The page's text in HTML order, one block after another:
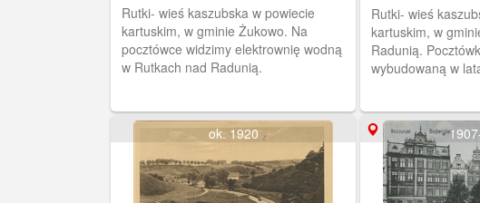
Rutki- wieś kaszubska w powiecie
kartuskim, w gminie Żukowo. Na
pocztówce widzimy elektrownię wodną
w Rutkach nad Radunią.
Rutki- wieś
kartuskim, w
Radunią.
wybudowaną w
ok. 1920